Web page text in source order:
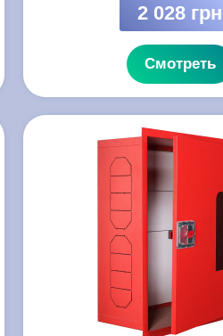
2 028 грн
Смотреть